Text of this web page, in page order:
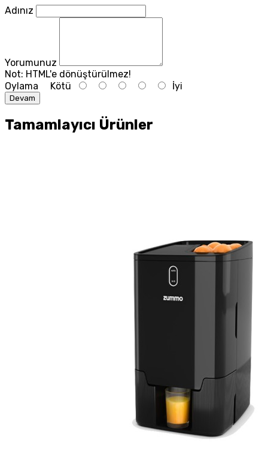
Adınız
Yorumunuz
Not: HTML'e dönüştürülmez!
Oylama Kötü İyi
Devam
Tamamlayıcı Ürünler